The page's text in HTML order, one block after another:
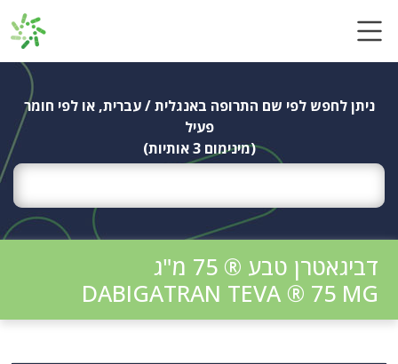
ניתן לחפש לפי שם התרופה באנגלית / עברית, או לפי חומר
פעיל
(מינימום 3 אותיות)
דביגאטרן טבע ® 75 מ"ג
DABIGATRAN TEVA ® 75 MG